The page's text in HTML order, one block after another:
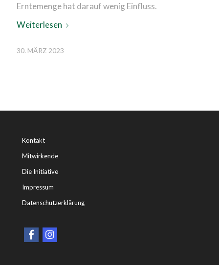
Erntemenge hat darauf wenig Einfluss.
Weiterlesen
30. MÄRZ 2023
Kontakt
Mitwirkende
Die Initiative
Impressum
Datenschutzerklärung